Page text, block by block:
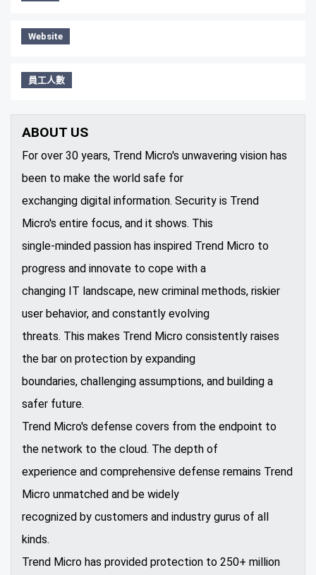
Website
員工人數
ABOUT US
For over 30 years, Trend Micro's unwavering vision has
been to make the world safe for
exchanging digital information. Security is Trend
Micro's entire focus, and it shows. This
single-minded passion has inspired Trend Micro to
progress and innovate to cope with a
changing IT landscape, new criminal methods, riskier
user behavior, and constantly evolving
threats. This makes Trend Micro consistently raises
the bar on protection by expanding
boundaries, challenging assumptions, and building a
safer future.
Trend Micro's defense covers from the endpoint to
the network to the cloud. The depth of
experience and comprehensive defense remains Trend
Micro unmatched and be widely
recognized by customers and industry gurus of all
kinds.
Trend Micro has provided protection to 250+ million